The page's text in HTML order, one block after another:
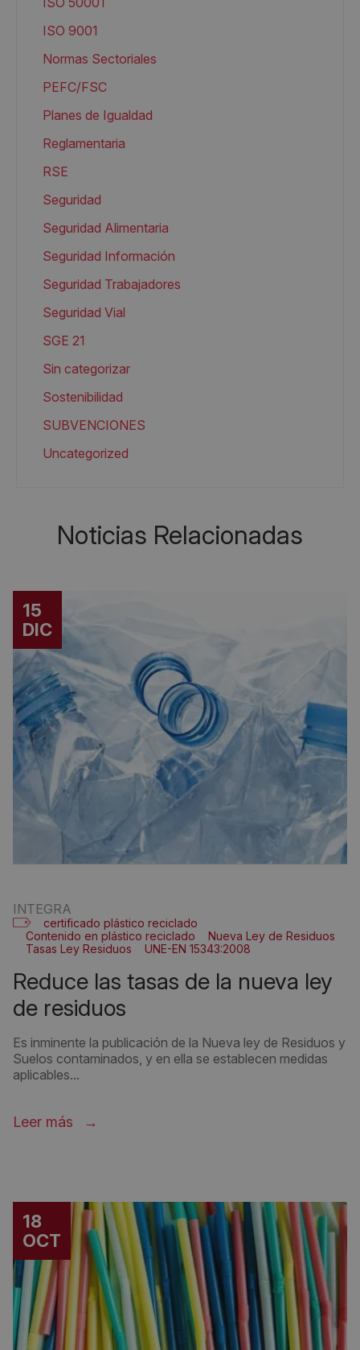
ISO 9001
Normas Sectoriales
PEFC/FSC
Planes de Igualdad
Reglamentaria
RSE
Seguridad
Seguridad Alimentaria
Seguridad Información
Seguridad Trabajadores
Seguridad Vial
SGE 21
Sin categorizar
Sostenibilidad
SUBVENCIONES
Uncategorized
Noticias Relacionadas
15
DIC
INTEGRA
certificado plástico reciclado
Contenido en plástico reciclado
Nueva Ley de Residuos
Tasas Ley Residuos
UNE-EN 15343:2008
reduce las tasas de la nueva ley
de residuos
Es inminente la publicación de la Nueva ley de Residuos y
Suelos contaminados, y en ella se establecen medidas
aplicables...
Leer más
18
OCT